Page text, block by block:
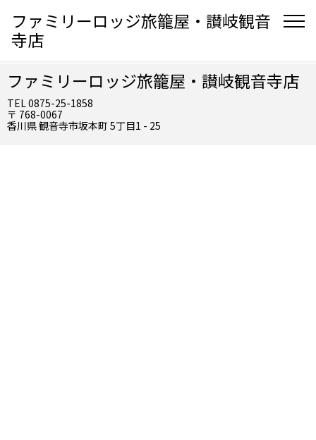
ファミリーロッジ旅籠屋・讃岐観音
寺店
ファミリーロッジ旅籠屋・讃岐観音寺店
TEL 0875-25-1858
〒 768-0067
香川県 観音寺市坂本町 5丁目1 - 25